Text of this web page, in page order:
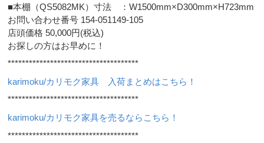
■本棚（QS5082MK）寸法 ：W1500mm×D300mm×H723mm
お問い合わせ番号 154-051149-105
店頭価格 50,000円(税込)
お探しの方はお早めに！
*************************************
karimoku/カリモク家具 入荷まとめはこちら！
*************************************
karimoku/カリモク家具を売るならこちら！
*************************************